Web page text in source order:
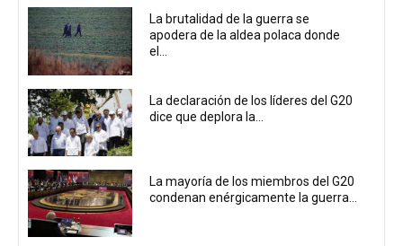
La brutalidad de la guerra se
apodera de la aldea polaca donde
el...
La declaración de los líderes del G20
dice que deplora la...
La mayoría de los miembros del G20
condenan enérgicamente la guerra...